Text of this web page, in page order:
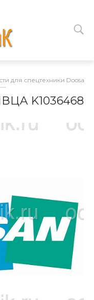
для спецтехники Doosan
K1036468